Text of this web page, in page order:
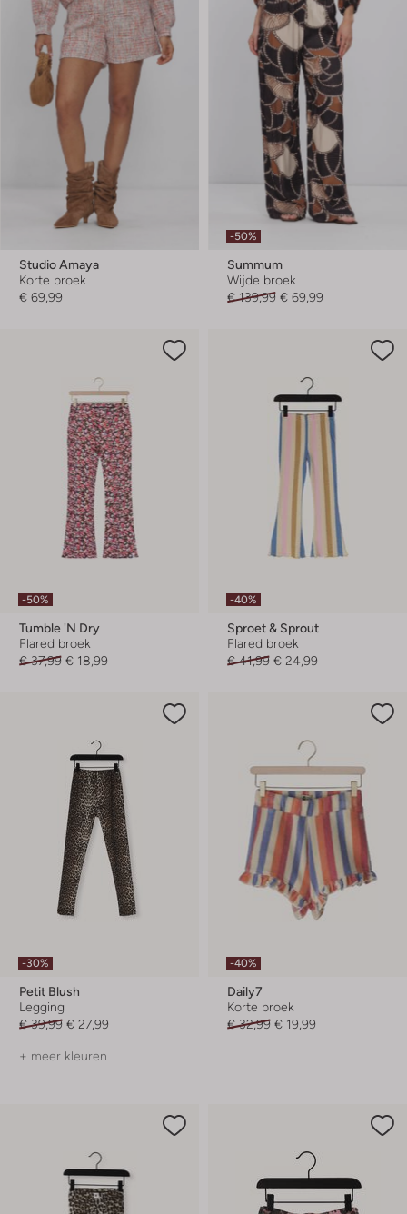
Studio Amaya
Korte broek
€ 69,99
-50%
Summum
Wijde broek
€ 139,99 € 69,99
-50%
Tumble 'n Dry
Flared broek
€ 37,99 € 18,99
-40%
Sproet & Sprout
Flared broek
€ 41,99 € 24,99
-30%
Petit Blush
Legging
€ 39,99 € 27,99
+ meer kleuren
-40%
Daily7
Korte broek
€ 32,99 € 19,99